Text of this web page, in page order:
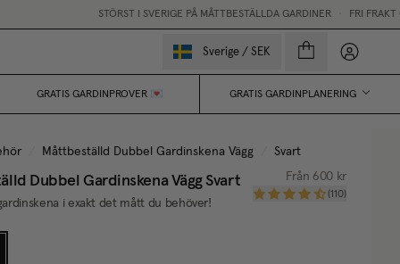
STÖRST I SVERIGE PÅ MÅTTBESTÄLLDA GARDINER • FRI FRAKT
Sverige / SEK Mina
GRATIS GARDINPROVER 💌 GRATIS GARDINPLANERING
Måttbeställd Dubbel Gardinskena Vägg Svart
Dubbel Gardinskena VäggSvart
i exakt det mått du behöver!
Från 600 kr
(110)